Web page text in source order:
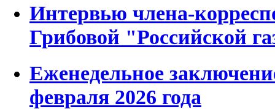
Интервью члена-
Грибовой "Российской
Еженедельное
февраля 2026 года